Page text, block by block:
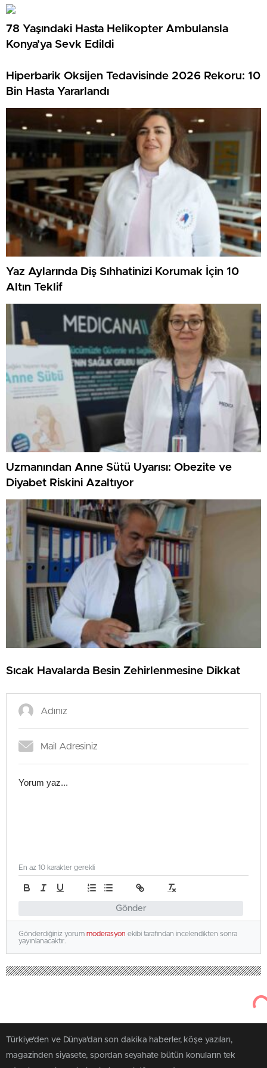
78 Yaşındaki Hasta Helikopter Ambulansla
Konya’ya Sevk Edildi
Hiperbarik Oksijen Tedavisinde 2026 Rekoru: 10
Bin Hasta Yararlandı
Yaz Aylarında Diş Sıhhatinizi Korumak İçin 10
Altın Teklif
Uzmanından Anne Sütü Uyarısı: Obezite ve
Diyabet Riskini Azaltıyor
Sıcak Havalarda Besin Zehirlenmesine Dikkat
Gönder
En az 10 karakter gerekli
Gönderdiğiniz yorum moderasyon ekibi tarafından incelendikten sonra
yayınlanacaktır.
Türkiye'den ve Dünya’dan son dakika haberler, köşe yazıları,
magazinden siyasete, spordan seyahate bütün konuların tek